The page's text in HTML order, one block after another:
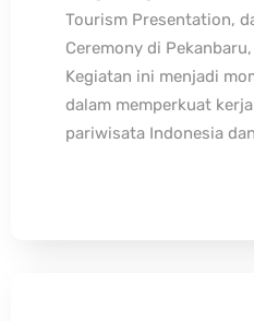
Tourism Presentation,
Ceremony di
Kegiatan ini menjadi
dalam memperkuat
pariwisata Indonesia